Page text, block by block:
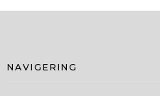
NAVIGERING